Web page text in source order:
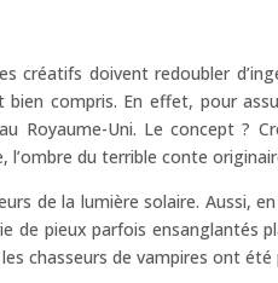
doivent redoubler
bien compris. En effet, pour
Royaume-Uni. Le concept ?
du terrible conte
de la lumière solaire. Aussi,
de pieux parfois ensanglantés
chasseurs de vampires ont été